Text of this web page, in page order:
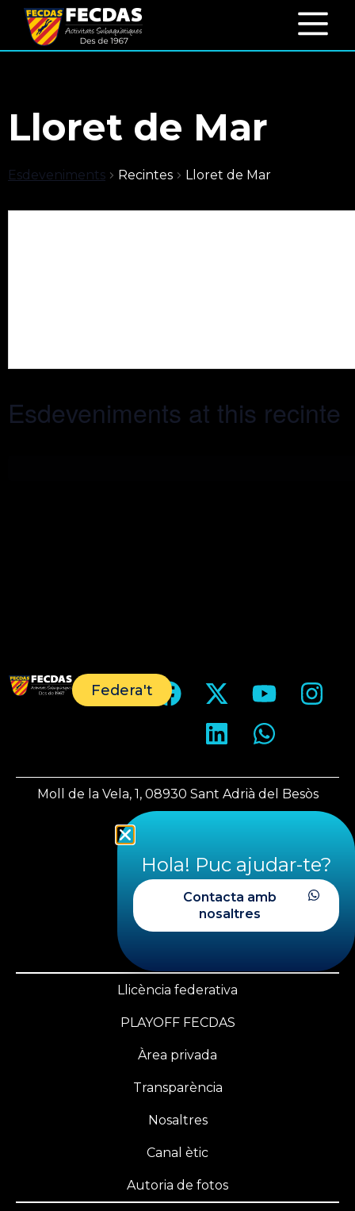
Lloret de Mar
Esdeveniments Recintes Lloret de Mar
Esdeveniments at this recinte
Federa't
Moll de la Vela, 1, 08930 Sant Adrià del Besòs
fecdas@fecdas.cat
+34 620 28 29 39
+34 933 560 543
Llicència federativa
PLAYOFF FECDAS
Àrea privada
Transparència
Nosaltres
Canal ètic
Autoria de fotos
Hola! Puc ajudar-te?
Contacta amb
nosaltres